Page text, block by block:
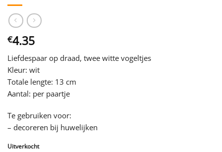
€4.35
Liefdespaar op draad, twee witte vogeltjes
Kleur: wit
Totale lengte: 13 cm
Aantal: per paartje
Te gebruiken voor:
– decoreren bij huwelijken
Uitverkocht